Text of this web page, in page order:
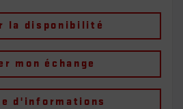
la disponibilité
mon échange
d'informations